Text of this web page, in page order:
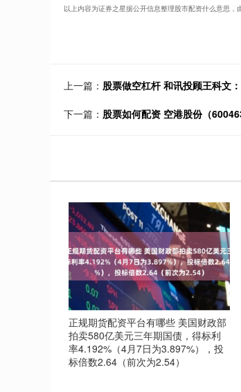
以上内容为证券之星据公开信息整理股市配资什么意思
上一篇： 股票做空杠杆 和讯投顾王科文
下一篇： 股票如何配资 空港股份（
正规期货配资平台有哪些 美国财政部
拍卖580亿美元三年期国债，得标利
率4.192%（4月7日为3.897%），投
标倍数2.64（前次为2.54）